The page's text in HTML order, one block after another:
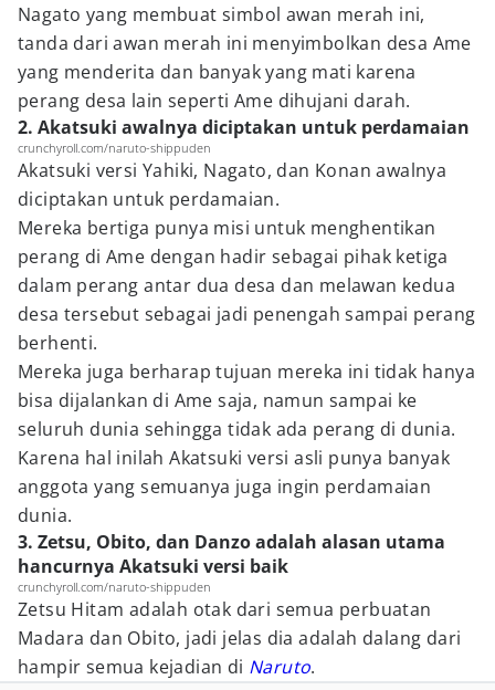
Nagato yang membuat simbol awan merah ini,
tanda dari awan merah ini menyimbolkan desa Ame
yang menderita dan banyak yang mati karena
perang desa lain seperti Ame dihujani darah.
2. Akatsuki awalnya diciptakan untuk perdamaian
crunchyroll.com/naruto-shippuden
Akatsuki versi Yahiki, Nagato, dan Konan awalnya
diciptakan untuk perdamaian.
Mereka bertiga punya misi untuk menghentikan
perang di Ame dengan hadir sebagai pihak ketiga
dalam perang antar dua desa dan melawan kedua
desa tersebut sebagai jadi penengah sampai perang
berhenti.
Mereka juga berharap tujuan mereka ini tidak hanya
bisa dijalankan di Ame saja, namun sampai ke
seluruh dunia sehingga tidak ada perang di dunia.
Karena hal inilah Akatsuki versi asli punya banyak
anggota yang semuanya juga ingin perdamaian
dunia.
3. Zetsu, Obito, dan Danzo adalah alasan utama
hancurnya Akatsuki versi baik
crunchyroll.com/naruto-shippuden
Zetsu Hitam adalah otak dari semua perbuatan
Madara dan Obito, jadi jelas dia adalah dalang dari
hampir semua kejadian di Naruto.